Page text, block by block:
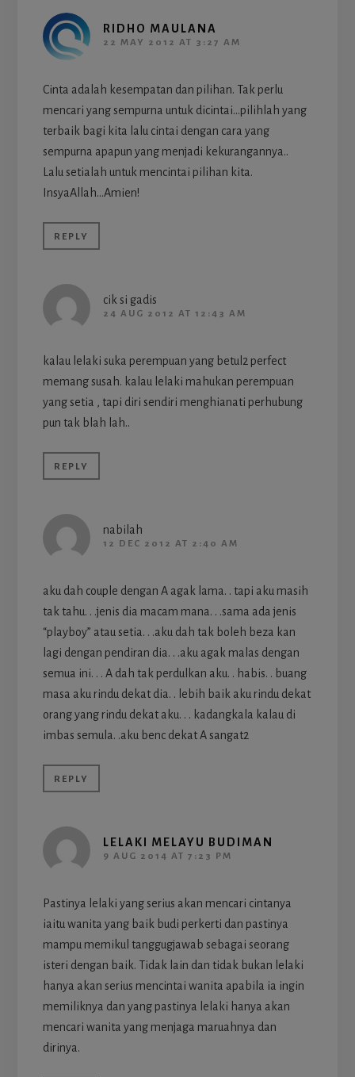
RIDHO MAULANA
22 MAY 2012 AT 3:27 AM
Cinta adalah kesempatan dan pilihan. Tak perlu
mencari yang sempurna untuk dicintai…pilihlah yang
terbaik bagi kita lalu cintai dengan cara yang
sempurna apapun yang menjadi kekurangannya..
Lalu setialah untuk mencintai pilihan kita.
InsyaAllah…Amien!
REPLY
cik si gadis
24 AUG 2012 AT 12:43 AM
kalau lelaki suka perempuan yang betul2 perfect
memang susah. kalau lelaki mahukan perempuan
yang setia , tapi diri sendiri menghianati perhubung
pun tak blah lah..
REPLY
nabilah
12 DEC 2012 AT 2:40 AM
aku dah couple dengan A agak lama. . tapi aku masih
tak tahu. . .jenis dia macam mana. . .sama ada jenis
“playboy” atau setia. . .aku dah tak boleh beza kan
lagi dengan pendiran dia. . .aku agak malas dengan
semua ini. . . A dah tak perdulkan aku. . habis. . buang
masa aku rindu dekat dia. . lebih baik aku rindu dekat
orang yang rindu dekat aku. . . kadangkala kalau di
imbas semula. .aku benc dekat A sangat2
REPLY
LELAKI MELAYU BUDIMAN
9 AUG 2014 AT 7:23 PM
Pastinya lelaki yang serius akan mencari cintanya
iaitu wanita yang baik budi perkerti dan pastinya
mampu memikul tanggugjawab sebagai seorang
isteri dengan baik. Tidak lain dan tidak bukan lelaki
hanya akan serius mencintai wanita apabila ia ingin
memiliknya dan yang pastinya lelaki hanya akan
mencari wanita yang menjaga maruahnya dan
dirinya.